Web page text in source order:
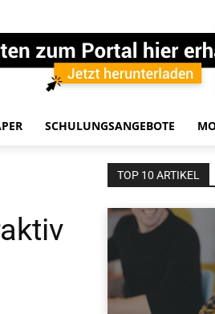
SCHULUNGSANGEBOTE
TOP 10 ARTIKEL